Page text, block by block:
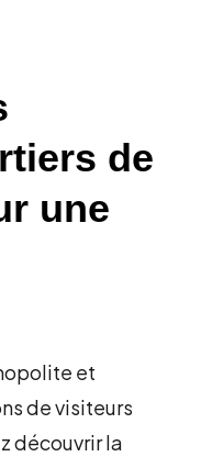
de
une
et
de visiteurs
découvrir la